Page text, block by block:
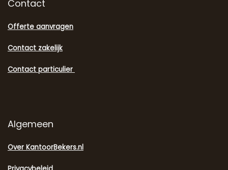
Contact
Offerte aanvragen
Contact zakelijk
Contact particulier
Algemeen
Over KantoorBekers.nl